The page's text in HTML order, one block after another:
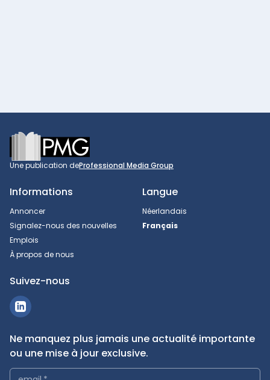
Footer
Une publication deProfessional Media Group
Informations
Annoncer
Signalez-nous des nouvelles
Emplois
À propos de nous
Langue
Néerlandais
Français
Suivez-nous
Ne manquez plus jamais une actualité importante
ou une mise à jour exclusive.